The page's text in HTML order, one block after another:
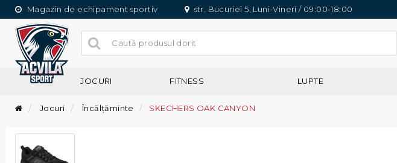
Magazin de echipament sportiv str. Bucuriei 5, Luni-Vineri / 09:00-18:00
JOCURI FITNESS LUPTE
Jocuri Încălțăminte SKECHERS OAK CANYON